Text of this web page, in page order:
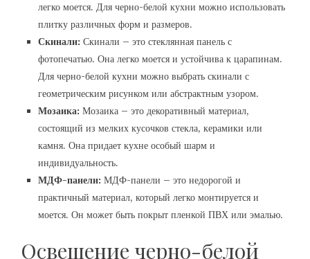
легко моется. Для черно-белой кухни можно использовать
плитку различных форм и размеров.
Скинали: Скинали – это стеклянная панель с
фотопечатью. Она легко моется и устойчива к царапинам.
Для черно-белой кухни можно выбрать скинали с
геометрическим рисунком или абстрактным узором.
Мозаика: Мозаика – это декоративный материал,
состоящий из мелких кусочков стекла, керамики или
камня. Она придает кухне особый шарм и
индивидуальность.
МДФ-панели: МДФ-панели – это недорогой и
практичный материал, который легко монтируется и
моется. Он может быть покрыт пленкой ПВХ или эмалью.
Освещение черно-белой